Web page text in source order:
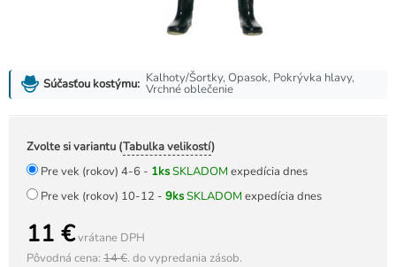
Súčasťou kostýmu: Kalhoty/Šortky, Opasok, Pokrývka hlavy,
Vrchné oblečenie
Zvolte si variantu (Tabulka velikostí)
Pre vek (rokov) 4-6 - 1ksSKLADOM expedícia dnes
Pre vek (rokov) 10-12 - 9ksSKLADOM expedícia dnes
11 €vrátane DPH
Pôvodná cena: 14 €. do vypredania zásob.